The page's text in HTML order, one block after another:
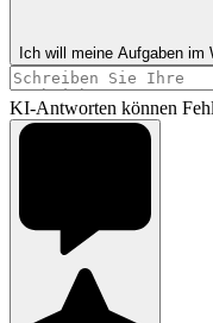
Ich will meine Aufgaben
KI-Antworten können